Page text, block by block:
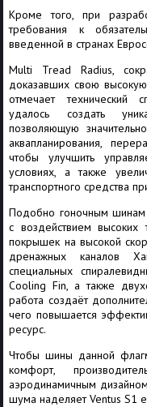
Кроме того, при
требования к
введенной в странах
Multi Tread Radius,
доказавших свою
отмечает технический
удалось создать
позволяющую
аквапланирования,
чтобы улучшить
условиях, а также
транспортного средства
Подобно гоночным шинам
с воздействием высоких
покрышек на высокой
дренажных каналов
специальных
Cooling Fin, а также
работа создаёт
чего повышается
ресурс.
Чтобы шины данной
комфорт,
аэродинамичным
шума наделяет Ventus S1